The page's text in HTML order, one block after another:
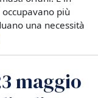
più
una necessità
maggio